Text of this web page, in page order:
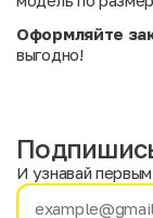
Оформляйте
выгодно!
И узнавай